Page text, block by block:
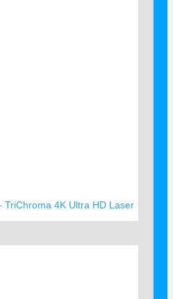
TriChroma 4K Ultra HD Laser